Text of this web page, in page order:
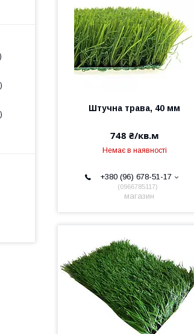
Штучна трава, 40 мм
748 ₴/кв.м
Немає в наявності
+380 (96) 678-51-17
0966785117
магазин